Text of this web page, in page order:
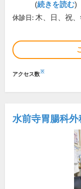
(続きを読む)
休診日: 木、日、祝
アクセス数※
水前寺胃腸科外